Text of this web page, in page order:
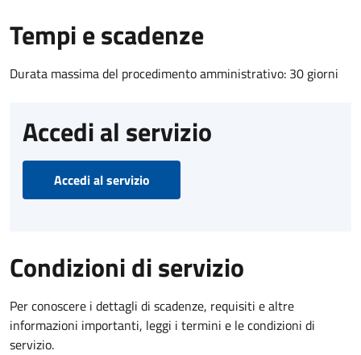
Tempi e scadenze
Durata massima del procedimento amministrativo: 30 giorni
Accedi al servizio
Accedi al servizio
Condizioni di servizio
Per conoscere i dettagli di scadenze, requisiti e altre
informazioni importanti, leggi i termini e le condizioni di
servizio.